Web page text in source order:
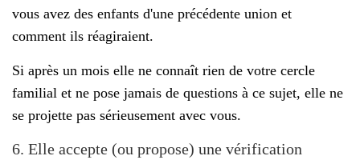
vous avez des enfants d'une précédente union et
comment ils réagiraient.
Si après un mois elle ne connaît rien de votre cercle
familial et ne pose jamais de questions à ce sujet, elle ne
se projette pas sérieusement avec vous.
6. Elle accepte (ou propose) une vérification